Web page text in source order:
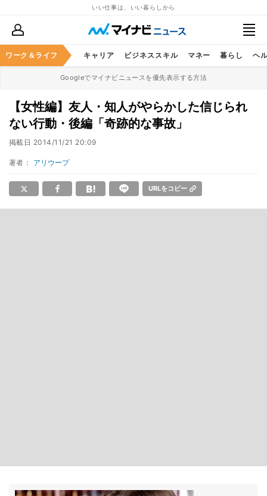
いい仕事は、いい暮らしから
ワーク＆ライフ キャリア ビジネススキル マネー 暮らし ヘ
Googleでマイナビニュースを優先表示する方法
【女性編】友人・知人がやらかした信じられ
ない行動・後編「奇跡的な事故」
掲載日 2014/11/21 20:09
著者： アリウープ
URLをコピー